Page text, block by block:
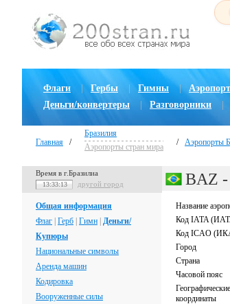
Флаги Гербы Гимны |
Деньги/конвертеры
Разговорники
Главная /
Бразилия
Аэропорты стран мира
/ Аэропорты
Время в г.Бразилиа
13:33:14 другой город
Общая информация
Флаг Герб Гимн Деньги/
Купюры
Национальные символы
Аренда машин
Кодировка
Вооруженные силы
BAZ -
Название
Код IATA
Код ICAO
Город
Страна
Часовой пояс
Географические
координаты